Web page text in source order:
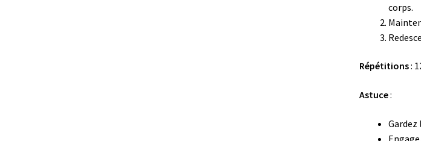
corps.
Répétitions:
Astuce:
Gardez